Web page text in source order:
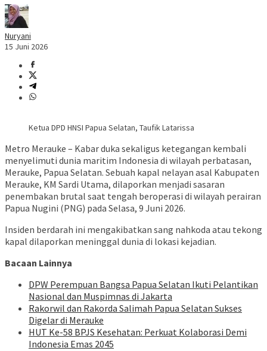
Nuryani
15 Juni 2026
Ketua DPD HNSI Papua Selatan, Taufik Latarissa
Metro Merauke – Kabar duka sekaligus ketegangan kembali
menyelimuti dunia maritim Indonesia di wilayah perbatasan,
Merauke, Papua Selatan. Sebuah kapal nelayan asal Kabupaten
Merauke, KM Sardi Utama, dilaporkan menjadi sasaran
penembakan brutal saat tengah beroperasi di wilayah perairan
Papua Nugini (PNG) pada Selasa, 9 Juni 2026.
Insiden berdarah ini mengakibatkan sang nahkoda atau tekong
kapal dilaporkan meninggal dunia di lokasi kejadian.
Bacaan Lainnya
DPW Perempuan Bangsa Papua Selatan Ikuti Pelantikan
Nasional dan Muspimnas di Jakarta
Rakorwil dan Rakorda Salimah Papua Selatan Sukses
Digelar di Merauke
HUT Ke-58 BPJS Kesehatan: Perkuat Kolaborasi Demi
Indonesia Emas 2045